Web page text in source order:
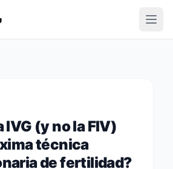
IVG (y no la FIV)
técnica
de fertilidad?